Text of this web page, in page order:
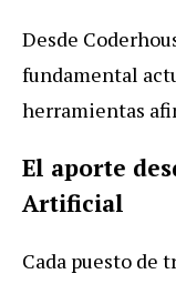
Desde
fundamental
herramientas
El aporte
Artificial
Cada puesto de